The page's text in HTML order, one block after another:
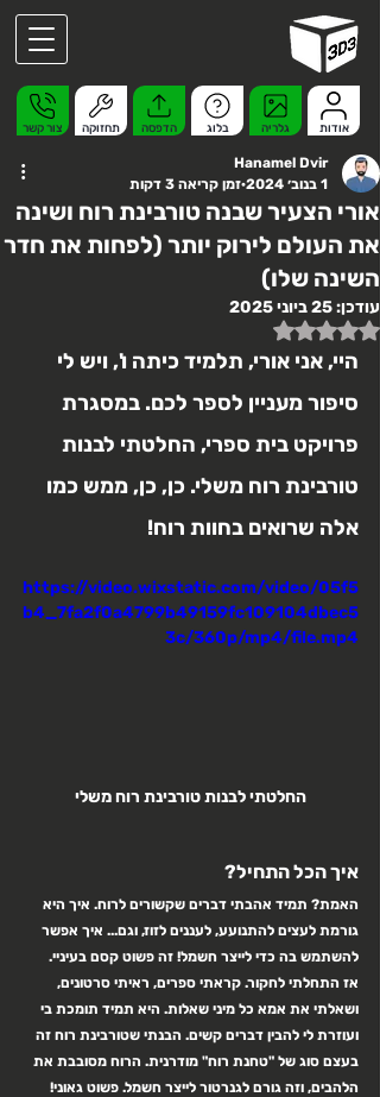
צור קשר תחזוקה הדפסה בלוג גלריה אודות
אורי הצעיר שבנה טורבינת רוח ושינה
את העולם לירוק יותר (לפחות את חדר
השינה שלו)
Hanamel Dvir
1 בנוב׳ 2024
זמן קריאה 3 דקות
עודכן:25 ביוני 2025
דירוג של NaN מתוך 5 כוכבים
היי, אני אורי, תלמיד כיתה ו', ויש לי
סיפור מעניין לספר לכם. במסגרת
פרויקט בית ספרי, החלטתי לבנות
טורבינת רוח משלי. כן, כן, ממש כמו
אלה שרואים בחוות רוח!
https://video.wixstatic.com/video/05f5
b4_7fa2f0a4799b49159fc109104dbec5
3c/360p/mp4/file.mp4
החלטתי לבנות טורבינת רוח משלי
איך הכל התחיל?
האמת? תמיד אהבתי דברים שקשורים לרוח. איך היא
גורמת לעצים להתנועע, לעננים לזוז, וגם... איך אפשר
להשתמש בה כדי לייצר חשמל! זה פשוט קסם בעיניי.
אז התחלתי לחקור. קראתי ספרים, ראיתי סרטונים,
ושאלתי את אמא כל מיני שאלות. היא תמיד תומכת בי
ועוזרת לי להבין דברים קשים. הבנתי שטורבינת רוח זה
בעצם סוג של "טחנת רוח" מודרנית. הרוח מסובבת את
הלהבים, וזה גורם לגנרטור לייצר חשמל. פשוט גאוני!